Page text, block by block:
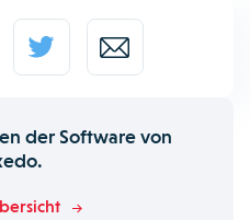
der Software von